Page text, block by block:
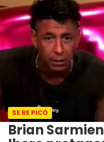
SE RE PICÓ
Brian